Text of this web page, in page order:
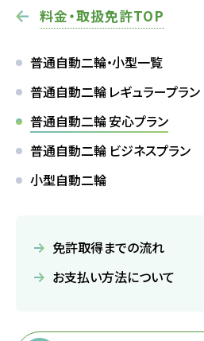
受付
仮申込み
各種割引
FOLLOW SNS
料金・取扱免許TOP
普通自動二輪・小型一覧
普通自動二輪 レギュラープラン
普通自動二輪 安心プラン
普通自動二輪 ビジネスプラン
小型自動二輪
免許取得までの流れ
お支払い方法について